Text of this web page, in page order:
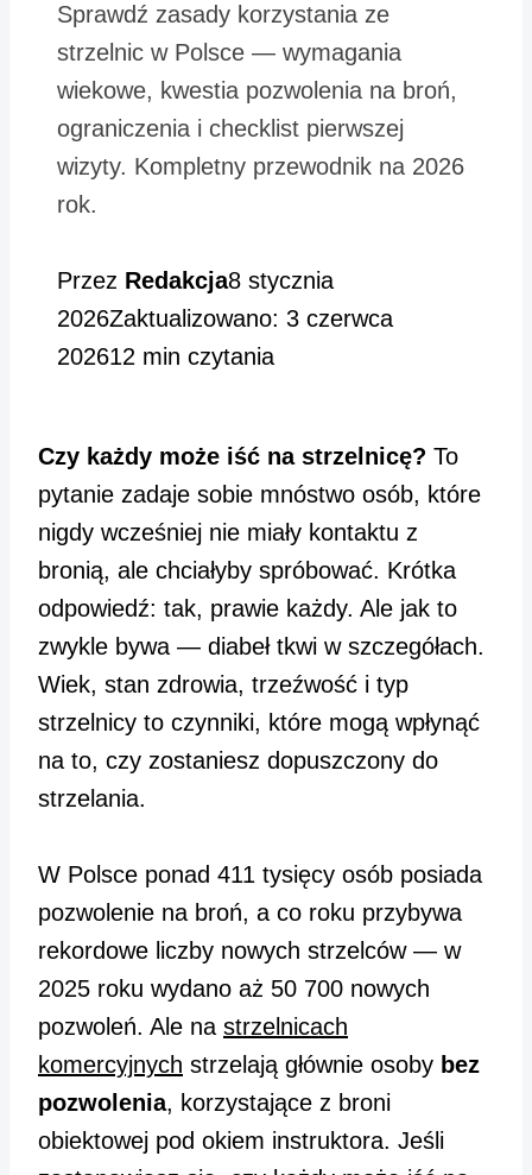
Sprawdź zasady korzystania ze
strzelnic w Polsce — wymagania
wiekowe, kwestia pozwolenia na broń,
ograniczenia i checklist pierwszej
wizyty. Kompletny przewodnik na 2026
rok.
Przez Redakcja8 stycznia
2026Zaktualizowano: 3 czerwca
202612 min czytania
Czy każdy może iść na strzelnicę? To
pytanie zadaje sobie mnóstwo osób, które
nigdy wcześniej nie miały kontaktu z
bronią, ale chciałyby spróbować. Krótka
odpowiedź: tak, prawie każdy. Ale jak to
zwykle bywa — diabeł tkwi w szczegółach.
Wiek, stan zdrowia, trzeźwość i typ
strzelnicy to czynniki, które mogą wpłynąć
na to, czy zostaniesz dopuszczony do
strzelania.
W Polsce ponad 411 tysięcy osób posiada
pozwolenie na broń, a co roku przybywa
rekordowe liczby nowych strzelców — w
2025 roku wydano aż 50 700 nowych
pozwoleń. Ale na strzelnicach
komercyjnych strzelają głównie osoby bez
pozwolenia, korzystające z broni
obiektowej pod okiem instruktora. Jeśli